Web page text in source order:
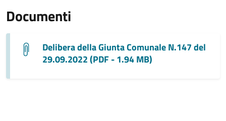
Documenti
Delibera della Giunta Comunale N.147 del
29.09.2022 (PDF - 1.94 MB)